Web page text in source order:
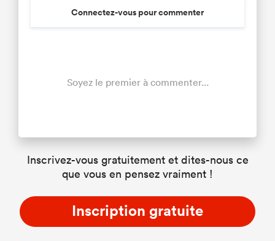
Connectez-vous pour commenter
Soyez le premier à commenter...
Inscrivez-vous gratuitement et dites-nous ce
que vous en pensez vraiment !
Inscription gratuite